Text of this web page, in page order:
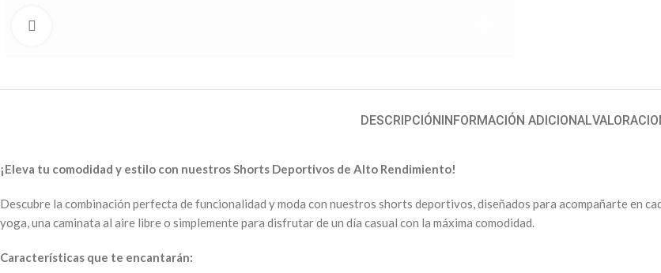
DESCRIPCIÓN INFORMACIÓN ADICIONAL
¡Eleva tu comodidad y estilo con nuestros Shorts Deportivos de Alto Rendimiento!
Descubre la combinación perfecta de funcionalidad y moda con nuestros shorts deportivos, diseñados para acompañarte en
yoga, una caminata al aire libre o simplemente para disfrutar de un día casual con la máxima comodidad.
Características que te encantarán: